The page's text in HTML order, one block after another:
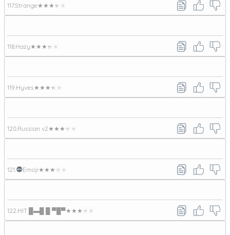
117.Strange★★★★★
118. Hazy★★★★★
119. Hyves★★★★★
120. Russian v2★★★★★
121. Emoji★★★★★
122. HIT █▬█ █ ▀█▀★★★★★